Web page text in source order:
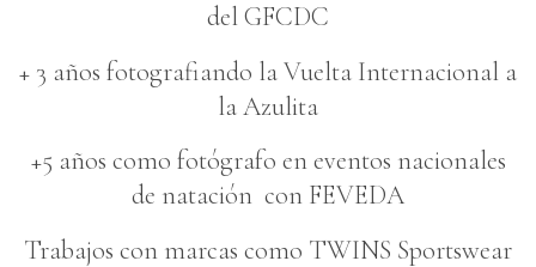
del GFCDC
+ 3 años fotografiando la Vuelta Internacional a
la Azulita
+5 años como fotógrafo en eventos nacionales
de natación con FEVEDA
Trabajos con marcas como TWINS Sportswear